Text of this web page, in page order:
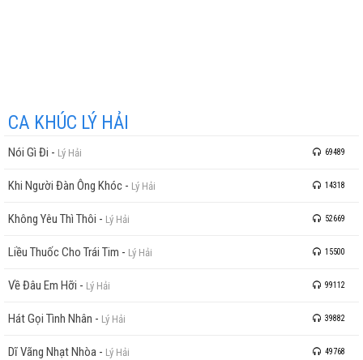
CA KHÚC LÝ HẢI
Nói Gì Đi - Lý Hải 69489
Khi Người Đàn Ông Khóc - Lý Hải 14318
Không Yêu Thì Thôi - Lý Hải 52669
Liều Thuốc Cho Trái Tim - Lý Hải 15500
Về Đâu Em Hỡi - Lý Hải 99112
Hát Gọi Tình Nhân - Lý Hải 39882
Dĩ Vãng Nhạt Nhòa - Lý Hải 49768